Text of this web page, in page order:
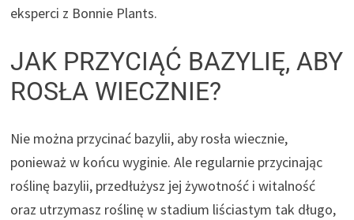
eksperci z Bonnie Plants.
JAK PRZYCIĄĆ BAZYLIĘ, ABY
ROSŁA WIECZNIE?
Nie można przycinać bazylii, aby rosła wiecznie,
ponieważ w końcu wyginie. Ale regularnie przycinając
roślinę bazylii, przedłużysz jej żywotność i witalność
oraz utrzymasz roślinę w stadium liściastym tak długo,